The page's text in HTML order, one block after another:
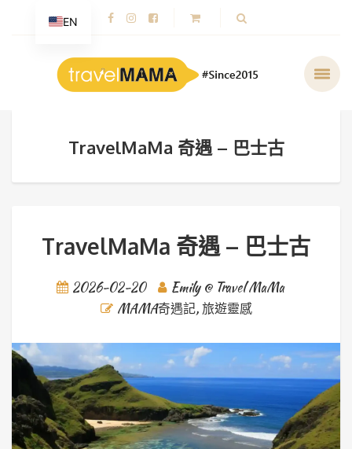
TravelMaMa 奇遇 – 巴士古
TravelMaMa 奇遇 – 巴士古
2026-02-20
Emily @ Travel MaMa
MAMA奇遇記,旅遊靈感
EN